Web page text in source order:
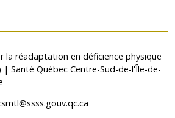
la réadaptation en déficience physique
Santé Québec Centre-Sud-de-l'Île-de-